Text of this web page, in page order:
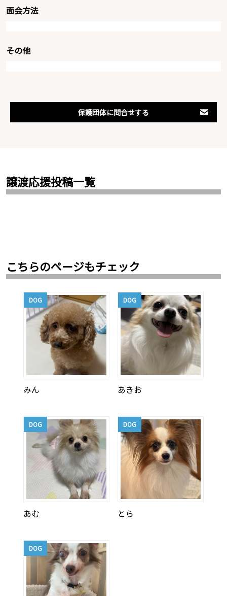
面会方法
その他
保護団体に問合せする
譲渡応援投稿一覧
こちらのページもチェック
DOG
みん
DOG
あきお
DOG
あむ
DOG
とら
DOG